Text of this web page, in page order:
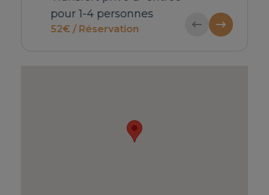
pour 1-4 personnes
52€ / Réservation
pour 5-6
63€ /